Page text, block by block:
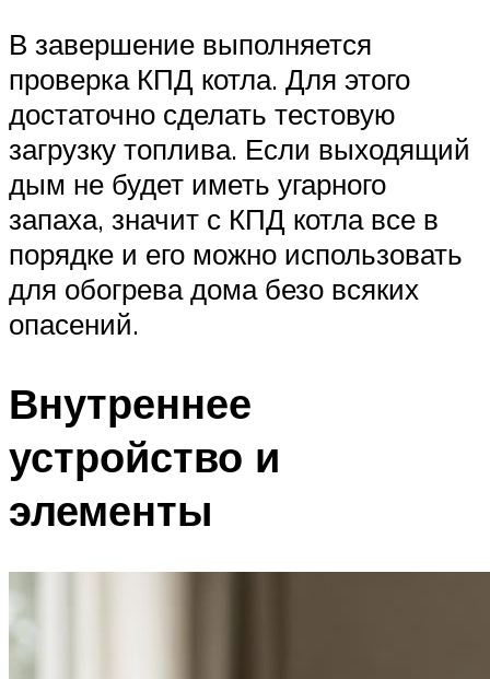
В завершение выполняется
проверка КПД котла. Для этого
достаточно сделать тестовую
загрузку топлива. Если выходящий
дым не будет иметь угарного
запаха, значит с КПД котла все в
порядке и его можно использовать
для обогрева дома безо всяких
опасений.
Внутреннее
устройство и
элементы